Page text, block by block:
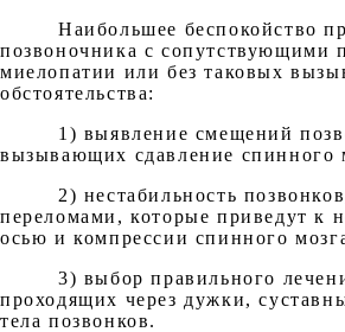
Наибольшее беспокойство
позвоночника с сопутствующими
миелопатии или без таковых
обстоятельства:
1) выявление смещений
вызывающих сдавление спинного
2) нестабильность
переломами, которые приведут к
осью и компрессии спинного
3) выбор правильного
проходящих через дужки,
тела позвонков.